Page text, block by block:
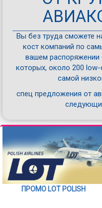
Вы без труда сможете
кост компаний по
вашем распоряжении
которых, около 200
самой
спец предложения от
ПРОМО LOT POLISH